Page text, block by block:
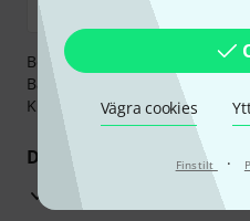
Vägra cookies
Finstilt ·
Betalningen kan göras tryggt
Banköverföring, PayPal,
Kreditkort.
Dina fördelar